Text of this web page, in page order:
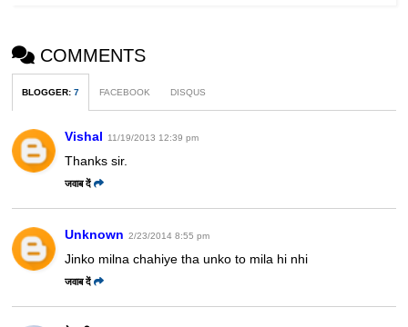
COMMENTS
BLOGGER:7 FACEBOOK DISQUS
Vishal 11/19/2013 12:39 pm
Thanks sir.
जवाब दें
Unknown 2/23/2014 8:55 pm
Jinko milna chahiye tha unko to mila hi nhi
जवाब दें